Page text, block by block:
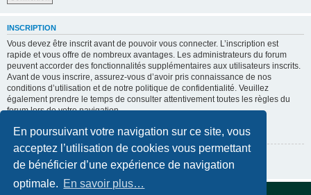
En poursuivant votre navigation sur ce site, vous
acceptez l’utilisation de cookies vous permettant
de bénéficier d’une expérience de navigation
optimale. En savoir plus…
INSCRIPTION
Vous devez être inscrit avant de pouvoir vous connecter. L’inscription est
rapide et vous offre de nombreux avantages. Les administrateurs du forum
peuvent accorder des fonctionnalités supplémentaires aux utilisateurs inscrits.
Avant de vous inscrire, assurez-vous d’avoir pris connaissance de nos
conditions d’utilisation et de notre politique de confidentialité. Veuillez
également prendre le temps de consulter attentivement toutes les règles du
forum lors de votre navigation.
Conditions d’utilisation|Politique de confidentialité
Inscription